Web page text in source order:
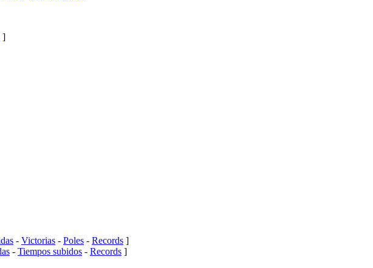
]
- Victorias - Poles - Records ]
- Tiempos subidos - Records ]